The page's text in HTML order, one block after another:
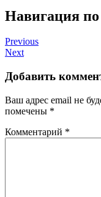
Навигация
Previous
Next
Добавить
Ваш адрес email не
помечены *
Комментарий *